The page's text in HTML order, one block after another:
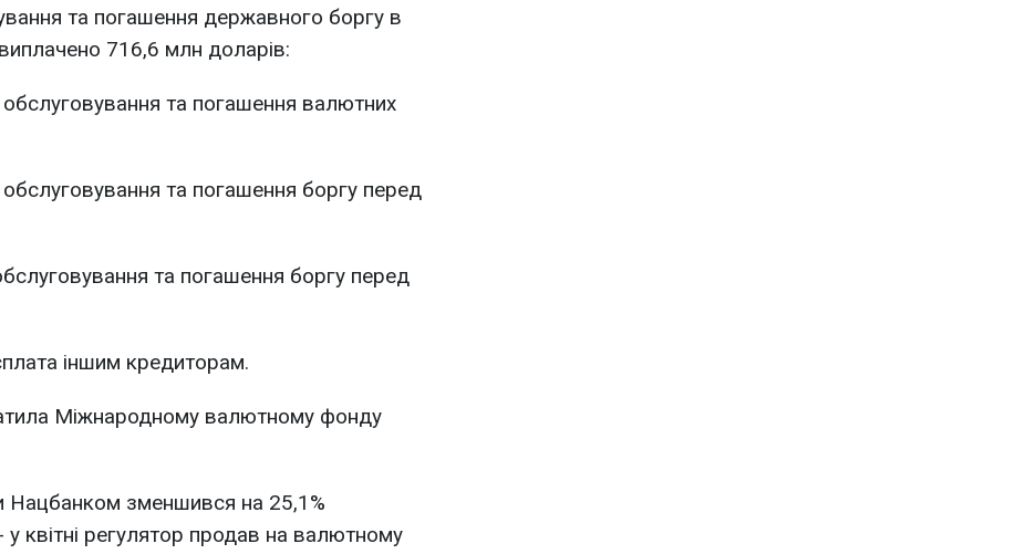
та погашення державного боргу в
716,6 млн доларів:
та погашення валютних
та погашення боргу перед
та погашення боргу перед
іншим кредиторам.
Міжнародному валютному фонду
зменшився на 25,1%
квітні регулятор продав на валютному